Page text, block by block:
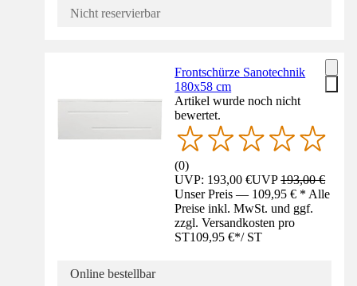
Nicht reservierbar
Frontschürze Sanotechnik
180x58 cm
Artikel wurde noch nicht
bewertet.
(0)
UVP: 193,00 €UVP193,00 €
Unser Preis — 109,95 € * Alle
Preise inkl. MwSt. und ggf.
zzgl. Versandkosten pro
ST109,95 €*/ ST
Online bestellbar